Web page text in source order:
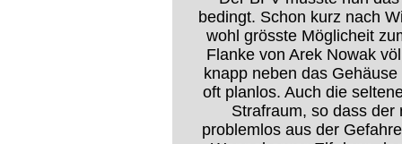
bedingt. Schon kurz nach
wohl grösste Möglicheit
Flanke von Arek Nowak
knapp neben das
oft planlos. Auch die
Strafraum, so dass der
problemlos aus der